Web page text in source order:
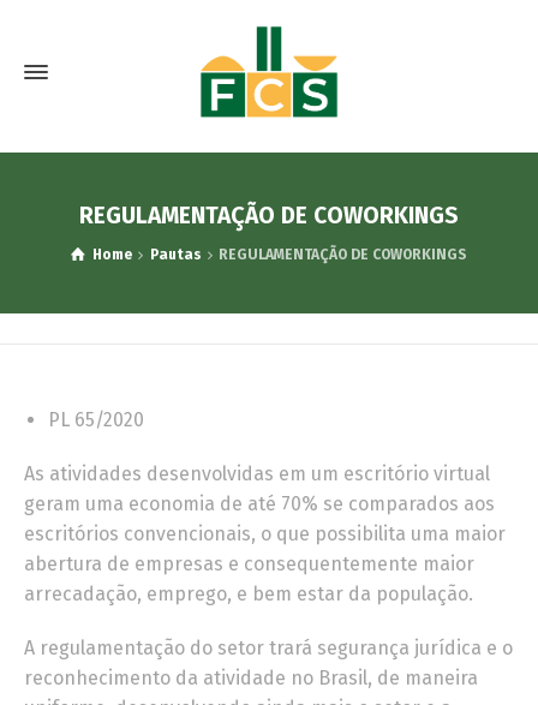
REGULAMENTAÇÃO DE COWORKINGS
Home Pautas REGULAMENTAÇÃO DE COWORKINGS
PL 65/2020
As atividades desenvolvidas em um escritório virtual
geram uma economia de até 70% se comparados aos
escritórios convencionais, o que possibilita uma maior
abertura de empresas e consequentemente maior
arrecadação, emprego, e bem estar da população.
A regulamentação do setor trará segurança jurídica e o
reconhecimento da atividade no Brasil, de maneira